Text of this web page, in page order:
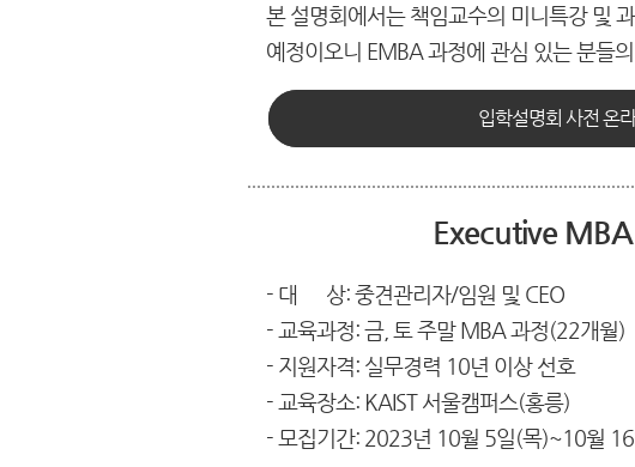
본 설명회에서는 책임교수의 미니특강 및
예정이오니 EMBA 과정에 관심 있는 분들
입학설명회 사전 온
Executive
- 대 상: 중견관리자/임원 및 CEO
- 교육과정: 금, 토 주말 MBA 과정(22개월)
- 지원자격: 실무경력 10년 이상 선호
- 교육장소: KAIST 서울캠퍼스(홍릉)
- 모집기간: 2023년 10월 5일(목)~10월